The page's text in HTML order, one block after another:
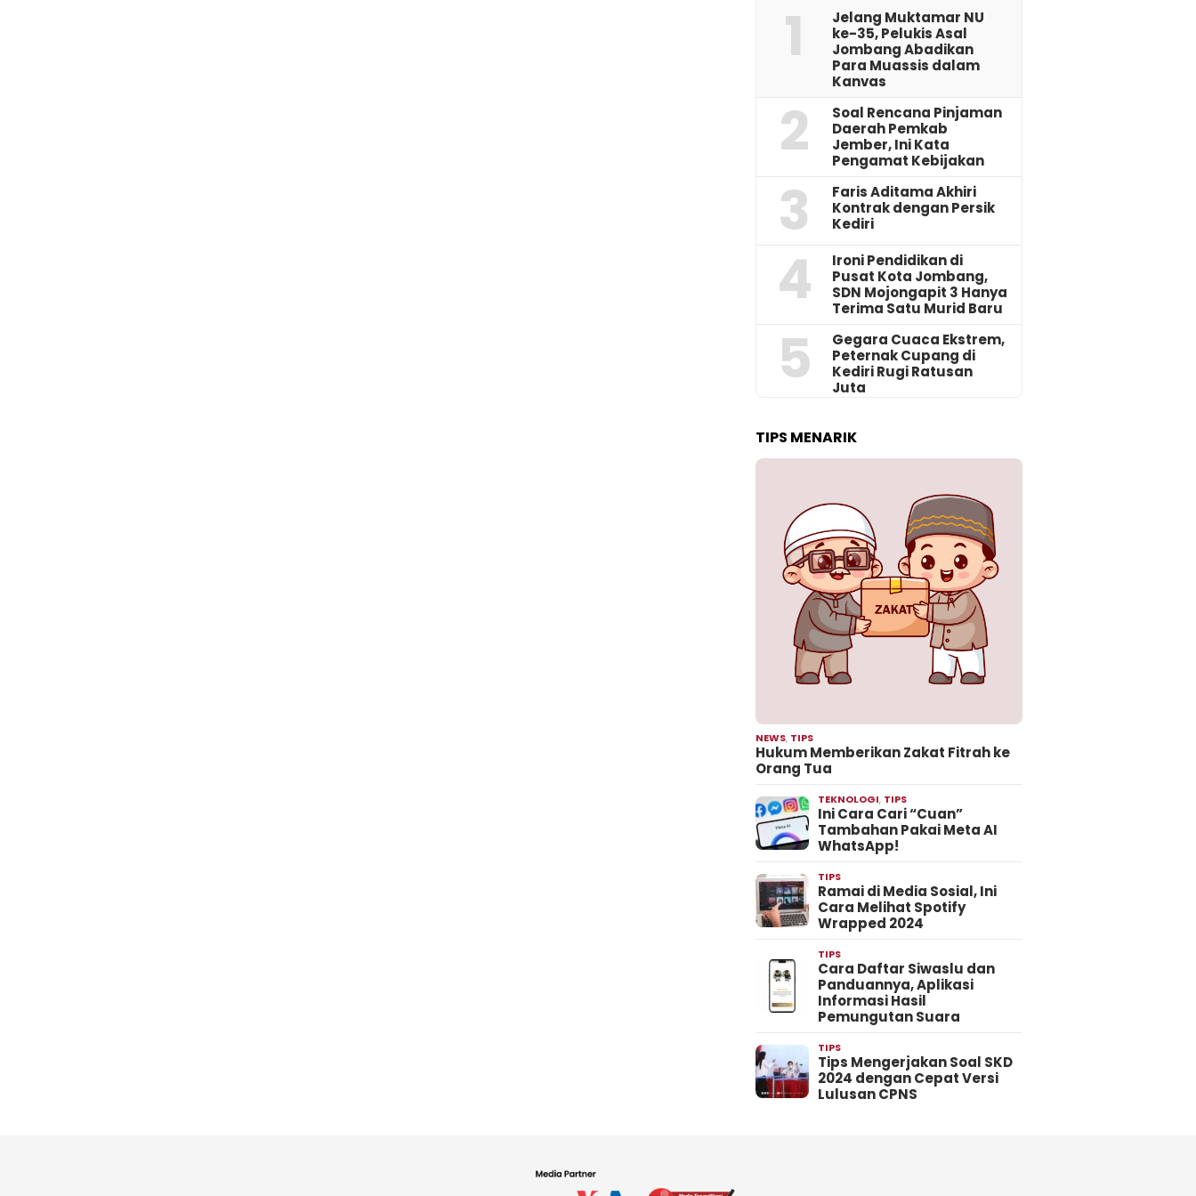
1
Jelang Muktamar NU
ke-35, Pelukis Asal
Jombang Abadikan
Para Muassis dalam
Kanvas
2
‎Soal Rencana Pinjaman
Daerah Pemkab
Jember, Ini Kata
Pengamat Kebijakan ‎
3
Faris Aditama Akhiri
Kontrak dengan Persik
Kediri
4
Ironi Pendidikan di
Pusat Kota Jombang,
SDN Mojongapit 3 Hanya
Terima Satu Murid Baru
5
‎Gegara Cuaca Ekstrem,
Peternak Cupang di
Kediri Rugi Ratusan
Juta
TIPS MENARIK
NEWS, TIPS
Hukum Memberikan Zakat Fitrah ke
Orang Tua
TEKNOLOGI, TIPS
Ini Cara Cari “Cuan”
Tambahan Pakai Meta AI
WhatsApp!
TIPS
Ramai di Media Sosial, Ini
Cara Melihat Spotify
Wrapped 2024
TIPS
Cara Daftar Siwaslu dan
Panduannya, Aplikasi
Informasi Hasil
Pemungutan Suara
TIPS
Tips Mengerjakan Soal SKD
2024 dengan Cepat Versi
Lulusan CPNS